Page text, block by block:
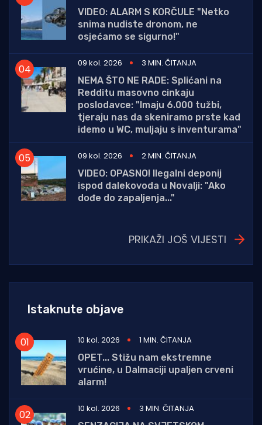
VIDEO: ALARM S KORČULE "Netko
snima nudiste dronom, ne
osjećamo se sigurno!"
09 kol. 2026
3 MIN. ČITANJA
NEMA ŠTO NE RADE: Splićani na
Redditu masovno cinkaju
poslodavce: "Imaju 6.000 tužbi,
tjeraju nas da skeniramo prste kad
idemo u WC, muljaju s inventurama"
09 kol. 2026
2 MIN. ČITANJA
VIDEO: OPASNO! Ilegalni deponij
ispod dalekovoda u Novalji: "Ako
dođe do zapaljenja..."
PRIKAŽI JOŠ VIJESTI
Istaknute objave
10 kol. 2026
1 MIN. ČITANJA
OPET... Stižu nam ekstremne
vrućine, u Dalmaciji upaljen crveni
alarm!
10 kol. 2026
3 MIN. ČITANJA